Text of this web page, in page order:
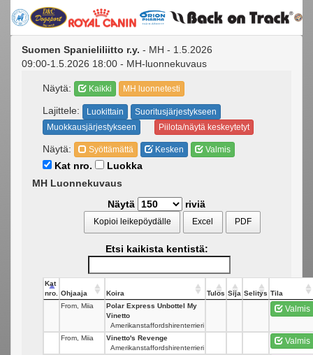
Suomen Spanieliliitto r.y. - MH - 1.5.2026
09:00-1.5.2026 18:00 - MH-luonnekuvaus
Näytä: Kaikki MH luonnetesti
Lajittele: Luokittain
Suoritusjärjestykseen
Muokkausjärjestykseen
Piilota/näytä keskeytetyt
Näytä: Syöttämättä Kesken Valmis
Kat nro.
Luokka
MH Luonnekuvaus
Näytä
riviä
Kopioi leikepöydälle Excel PDF
Etsi kaikista kentistä:
Kat
nro.
Ohjaaja Koira Tulos Sija Selitys Tila
From, Miia
Polar Express Unbottel My
Vinetto
Amerikanstaffordshirenterrieri
Valmis
From, Miia
Vinetto's Revenge
Amerikanstaffordshirenterrieri
Valmis